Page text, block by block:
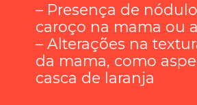
– Presença de
caroço na mama ou
– Alterações na
da mama, como
casca de laranja